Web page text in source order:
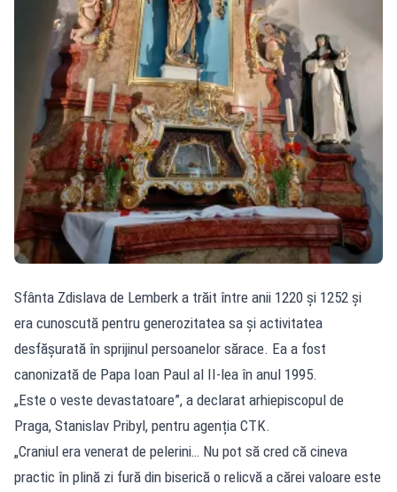
Sfânta Zdislava de Lemberk a trăit între anii 1220 și 1252 și
era cunoscută pentru generozitatea sa și activitatea
desfășurată în sprijinul persoanelor sărace. Ea a fost
canonizată de Papa Ioan Paul al II-lea în anul 1995.
„Este o veste devastatoare”, a declarat arhiepiscopul de
Praga, Stanislav Pribyl, pentru agenția CTK.
„Craniul era venerat de pelerini… Nu pot să cred că cineva
practic în plină zi fură din biserică o relicvă a cărei valoare este